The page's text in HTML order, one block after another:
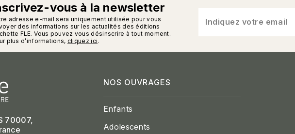
vous à la newsletter
adresse e-mail sera uniquement utilisée pour vous
des informations sur les actualités des éditions
FLE. Vous pouvez vous désinscrire à tout moment.
plus d’informations, cliquez ici.
Indiquez votre email
70007,
NOS OUVRAGES
Enfants
Adolescents